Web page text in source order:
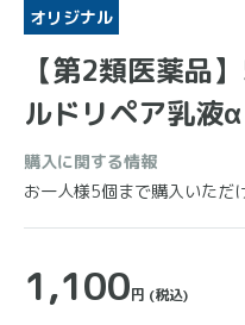
オリジナル
【第2類医薬品
ルドリペア乳液
購入に関する情報
お一人様5個まで購入いただ
1,100円 (税込)